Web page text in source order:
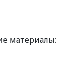
материалы: